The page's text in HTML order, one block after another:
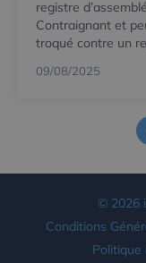
registre
Contraignant et
troqué contre un
09/08/2025
© 2026
Conditions
Politique